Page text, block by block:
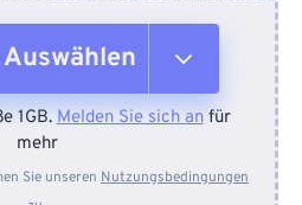
1GB.Melden Sie sich anfür
mehr
Sie unseren Nutzungsbedingungen